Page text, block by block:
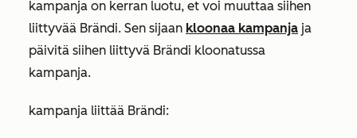
kampanja on kerran luotu, et voi muuttaa siihen
liittyvää Brändi. Sen sijaan kloonaa kampanja ja
päivitä siihen liittyvä Brändi kloonatussa
kampanja.
kampanja liittää Brändi: